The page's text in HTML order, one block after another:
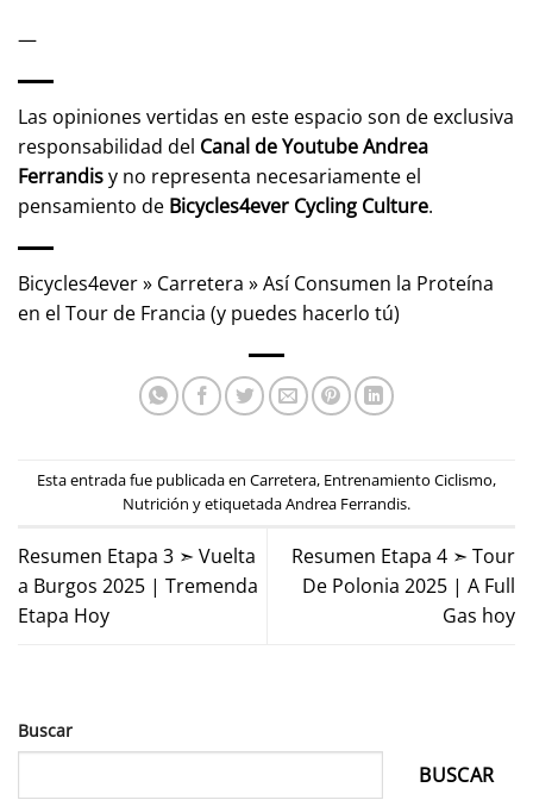
—
Las opiniones vertidas en este espacio son de exclusiva
responsabilidad del Canal de YoutubeAndrea
Ferrandisy no representa necesariamente el
pensamiento de Bicycles4ever Cycling Culture.
Bicycles4ever» Carretera »Así Consumen la Proteína
en el Tour de Francia (y puedes hacerlo tú)
Esta entrada fue publicada en Carretera, Entrenamiento Ciclismo,
Nutrición y etiquetadaAndrea Ferrandis.
Resumen Etapa 3 ➣ Vuelta
a Burgos 2025 | Tremenda
Etapa Hoy
Resumen Etapa 4 ➣ Tour
De Polonia 2025 | A Full
Gas hoy
Buscar
BUSCAR